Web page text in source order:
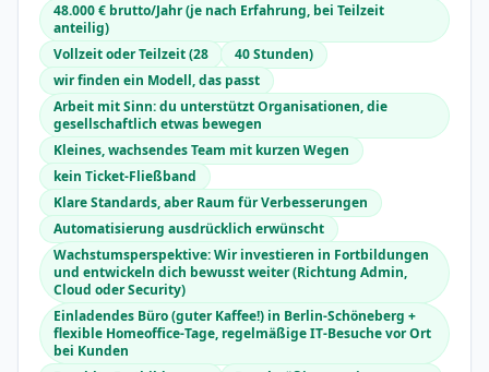
48.000 € brutto/Jahr (je nach Erfahrung, bei Teilzeit
anteilig)
Vollzeit oder Teilzeit (28
40 Stunden)
wir finden ein Modell, das passt
Arbeit mit Sinn: du unterstützt Organisationen, die
gesellschaftlich etwas bewegen
Kleines, wachsendes Team mit kurzen Wegen
kein Ticket-Fließband
Klare Standards, aber Raum für Verbesserungen
Automatisierung ausdrücklich erwünscht
Wachstumsperspektive: Wir investieren in Fortbildungen
und entwickeln dich bewusst weiter (Richtung Admin,
Cloud oder Security)
Einladendes Büro (guter Kaffee!) in Berlin-Schöneberg +
flexible Homeoffice-Tage, regelmäßige IT-Besuche vor Ort
bei Kunden